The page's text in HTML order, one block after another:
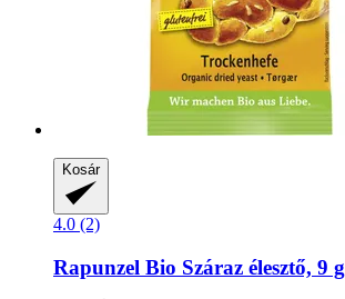
Kosár
4.0 (2)
Rapunzel Bio Száraz élesztő, 9 g